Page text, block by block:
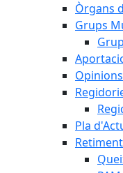
Òrgans
Grups
Pla